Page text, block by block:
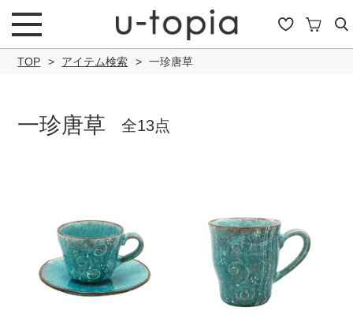
こだわり条件で絞り込み
キーワード
TOP アイテム検索 一珍唐草
一珍唐草 全13点